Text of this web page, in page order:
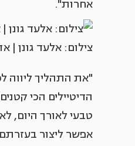
אחרות".
צילום: אלעד גונן |
הדיטיילים הכי
טבעי לאורך היום,
אפשר ליצור